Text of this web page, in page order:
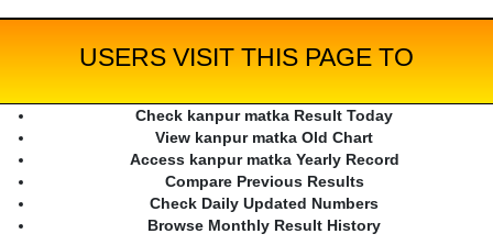
USERS VISIT THIS PAGE TO
Check kanpur matka Result Today
View kanpur matka Old Chart
Access kanpur matka Yearly Record
Compare Previous Results
Check Daily Updated Numbers
Browse Monthly Result History